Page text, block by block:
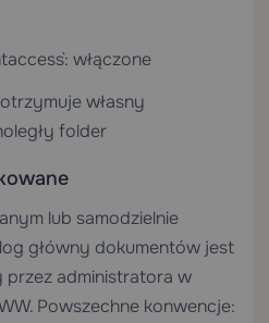
włączone
własny
folder
lub samodzielnie
główny dokumentów jest
przez administratora w
Powszechne konwencje: